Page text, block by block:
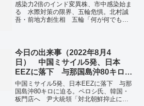
人、27日にも在宅起訴へ 違法な融資仲
介事件。
感染力2倍のインド変異株、市中感染始ま
る 水際対策の限界、五輪危惧。北村誠
吾・前地方創生相 五輪「何が何でもや
保釈 IR汚職事件、保証金8000万円納
付。ペルー大統領選 ケイコ氏と急進左
派が接戦 確定まで数日の見方も。イス
ラエル、マスク着用義務を全面解除へ
半数以上が2回接種。
今日の出来事（2022年8月4
日） 中国ミサイル5発、日本
EEZに落下 与那国島沖80キロに
迫る
中国ミサイル5発、日本EEZに落下 与那
国島沖80キロに迫る。ペロシ氏、韓国・
板門店へ 尹大統領「対北朝鮮抑止に」